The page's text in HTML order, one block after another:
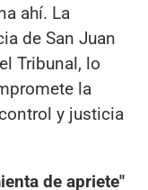
ahí. La
de San Juan
Tribunal, lo
la
y justicia
de apriete"